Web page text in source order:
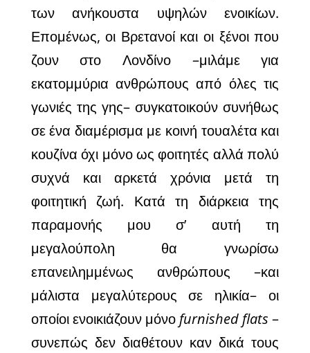
των ανήκουστα υψηλών ενοικίων.
Επομένως, οι Βρετανοί και οι ξένοι που
ζουν στο Λονδίνο –μιλάμε για
εκατομμύρια ανθρώπους από όλες τις
γωνιές της γης– συγκατοικούν συνήθως
σε ένα διαμέρισμα με κοινή τουαλέτα και
κουζίνα όχι μόνο ως φοιτητές αλλά πολύ
συχνά και αρκετά χρόνια μετά τη
φοιτητική ζωή. Κατά τη διάρκεια της
παραμονής μου σ’ αυτή τη
μεγαλούπολη θα γνωρίσω
επανειλημμένως ανθρώπους –και
μάλιστα μεγαλύτερους σε ηλικία– οι
οποίοι ενοικιάζουν μόνο furnished flats–
συνεπώς δεν διαθέτουν καν δικά τους